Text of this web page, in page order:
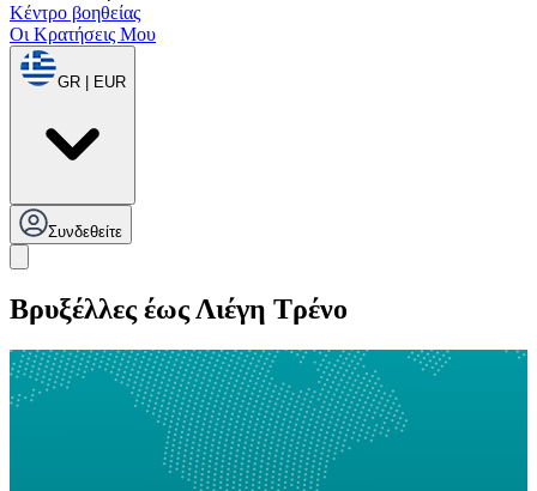
Κέντρο βοηθείας
Οι Κρατήσεις Μου
GR | EUR
Συνδεθείτε
Βρυξέλλες έως Λιέγη Τρένο